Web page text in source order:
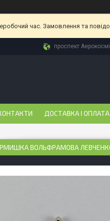
час. Замовлення та
проспект
ДОСТАВКА І ОПЛАТА
ВОЛЬФРАМОВА ЛЕВЧЕНКО